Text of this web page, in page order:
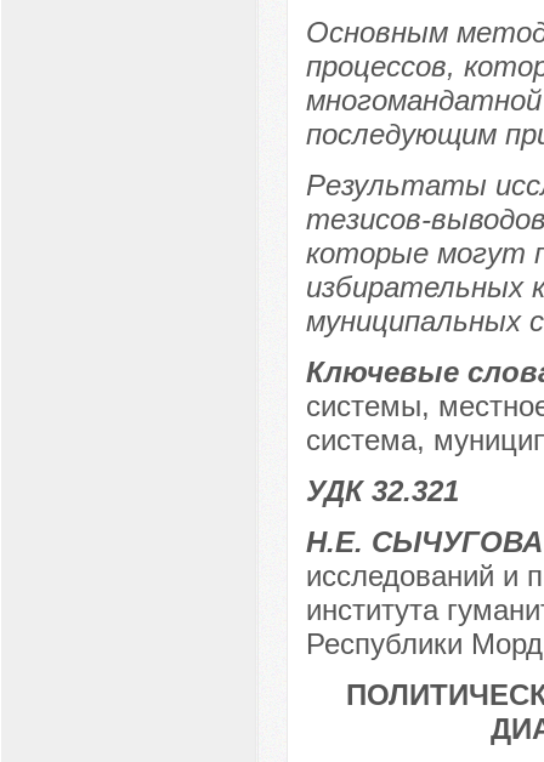
Основным
процессов,
последующим
Результаты
тезисов-
которые могут
избирательных
муниципальных
Ключевые
системы,
система,
УДК 32.321
Н.Е. СЫЧУГОВА
исследований и
института
Республики